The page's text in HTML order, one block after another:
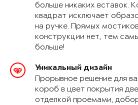
больше никаких вставок.
квадрат исключает
на ручке. Прямых
конструкции нет, тем
больше!
Уникальный дизайн
Прорывное решение для
короб в цвет покрытия
отделкой проемами,